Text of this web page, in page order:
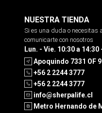
NUESTRA TIENDA
Si es una duda o necesitas
comunicarte con nosotros
Lun. - Vie. 10:30 a 14:30
Apoquindo 7331 OF
+56 2 2244 3777
+56 2 2244 3777
info@sherpalife.cl
Metro Hernando de